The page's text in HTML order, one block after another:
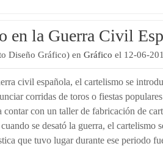
en la Guerra Civil
Diseño Gráfico) en Gráfico el 12-06-
civil española, el cartelismo se
corridas de toros o fiestas
contar con un taller de fabricación de
se desató la guerra, el cartelismo
que tuvo lugar durante ese periodo